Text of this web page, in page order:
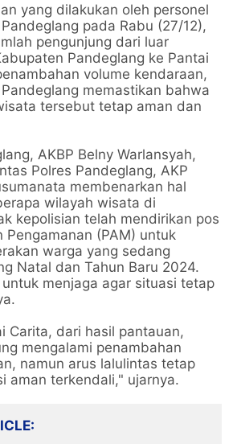
yang dilakukan oleh personel
pada Rabu (27/12),
pengunjung dari luar
Pandeglang ke Pantai
volume kendaraan,
memastikan bahwa
tersebut tetap aman dan
AKBP Belny Warlansyah,
Polres Pandeglang, AKP
membenarkan hal
wilayah wisata di
kepolisian telah mendirikan pos
Pengamanan (PAM) untuk
warga yang sedang
Natal dan Tahun Baru 2024.
menjaga agar situasi tetap
Carita, dari hasil pantauan,
mengalami penambahan
namun arus lalulintas tetap
aman terkendali," ujarnya.